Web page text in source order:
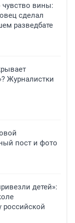
вины:
сделал
разведбате
Журналистки
пост и фото
детей»:
российской